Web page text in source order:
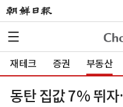
재테크 증권 부동산
동탄 집값 7% 뛰